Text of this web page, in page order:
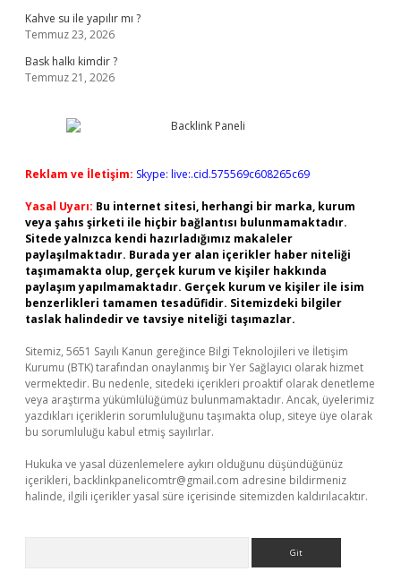
Kahve su ile yapılır mı ?
Temmuz 23, 2026
Bask halkı kimdir ?
Temmuz 21, 2026
Reklam ve İletişim: Skype: live:.cid.575569c608265c69
Yasal Uyarı: Bu internet sitesi, herhangi bir marka, kurum
veya şahıs şirketi ile hiçbir bağlantısı bulunmamaktadır.
Sitede yalnızca kendi hazırladığımız makaleler
paylaşılmaktadır. Burada yer alan içerikler haber niteliği
taşımamakta olup, gerçek kurum ve kişiler hakkında
paylaşım yapılmamaktadır. Gerçek kurum ve kişiler ile isim
benzerlikleri tamamen tesadüfidir. Sitemizdeki bilgiler
taslak halindedir ve tavsiye niteliği taşımazlar.
Sitemiz, 5651 Sayılı Kanun gereğince Bilgi Teknolojileri ve İletişim
Kurumu (BTK) tarafından onaylanmış bir Yer Sağlayıcı olarak hizmet
vermektedir. Bu nedenle, sitedeki içerikleri proaktif olarak denetleme
veya araştırma yükümlülüğümüz bulunmamaktadır. Ancak, üyelerimiz
yazdıkları içeriklerin sorumluluğunu taşımakta olup, siteye üye olarak
bu sorumluluğu kabul etmiş sayılırlar.
Hukuka ve yasal düzenlemelere aykırı olduğunu düşündüğünüz
içerikleri, backlinkpanelicomtr@gmail.com adresine bildirmeniz
halinde, ilgili içerikler yasal süre içerisinde sitemizden kaldırılacaktır.